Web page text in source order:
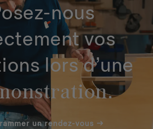
nous
vos
lors d’une
un rendez-vous →